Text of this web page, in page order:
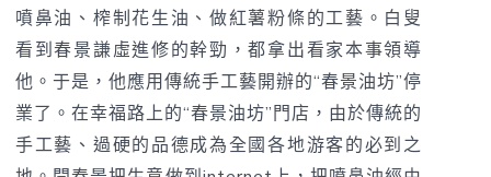
噴鼻油、榨制花生油、做紅薯粉條的工藝。白叟
看到春景謙虛進修的幹勁，都拿出看家本事領導
他。于是，他應用傳統手工藝開辦的“春景油坊”停
業了。在幸福路上的“春景油坊”門店，由於傳統的
手工藝、過硬的品德成為全國各地游客的必到之